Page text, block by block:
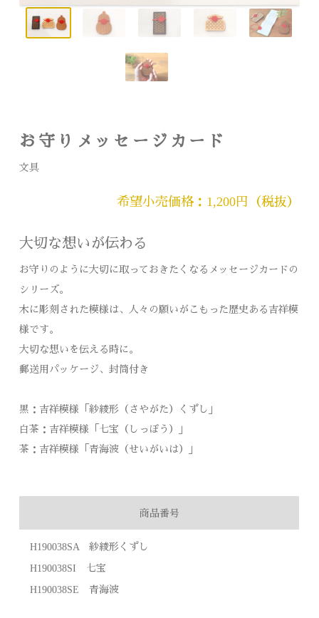
お守りメッセージカード
文具
希望小売価格：1,200円（税抜）
大切な想いが伝わる
お守りのように大切に取っておきたくなるメッセージカードの
シリーズ。
木に彫刻された模様は、人々の願いがこもった歴史ある吉祥模
様です。
大切な想いを伝える時に。
郵送用パッケージ、封筒付き
黒：吉祥模様「紗綾形（さやがた）くずし」
白茶：吉祥模様「七宝（しっぽう）」
茶：吉祥模様「青海波（せいがいは）」
商品番号
H190038SA 紗綾形くずし
H190038SI 七宝
H190038SE 青海波